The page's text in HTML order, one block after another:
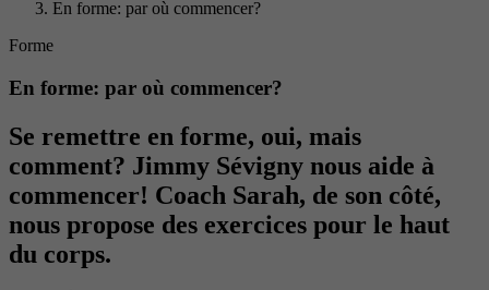
En forme: par où commencer?
Forme
En forme: par où commencer?
Se remettre en forme, oui, mais
comment? Jimmy Sévigny nous aide à
commencer! Coach Sarah, de son côté,
nous propose des exercices pour le haut
du corps.